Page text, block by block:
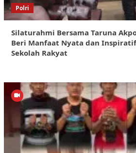
Polri
Silaturahmi Bersama Taruna
Beri Manfaat Nyata dan
Sekolah Rakyat